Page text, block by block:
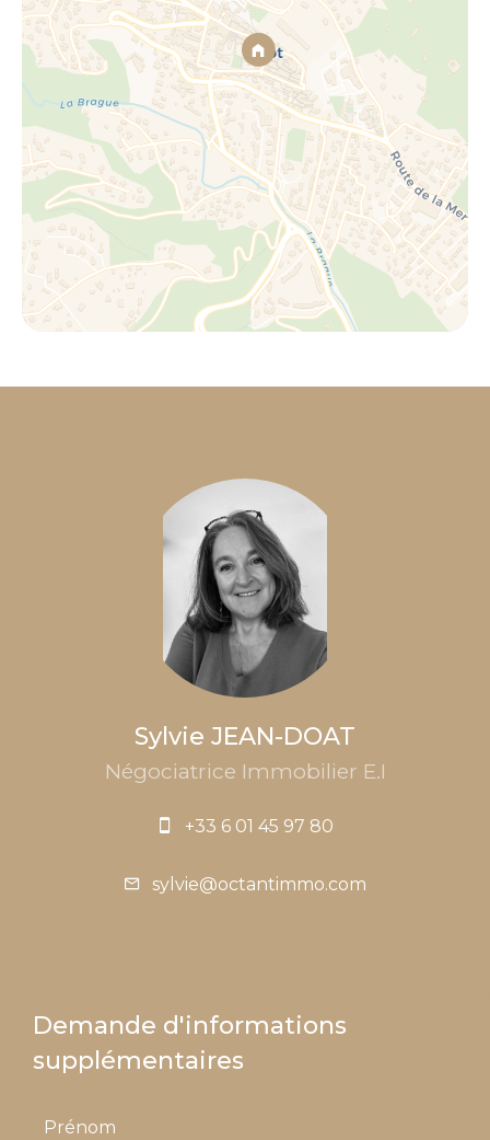
Sylvie JEAN-DOAT
Négociatrice Immobilier E.I
+33 6 01 45 97 80
sylvie@octantimmo.com
Demande d'informations
supplémentaires